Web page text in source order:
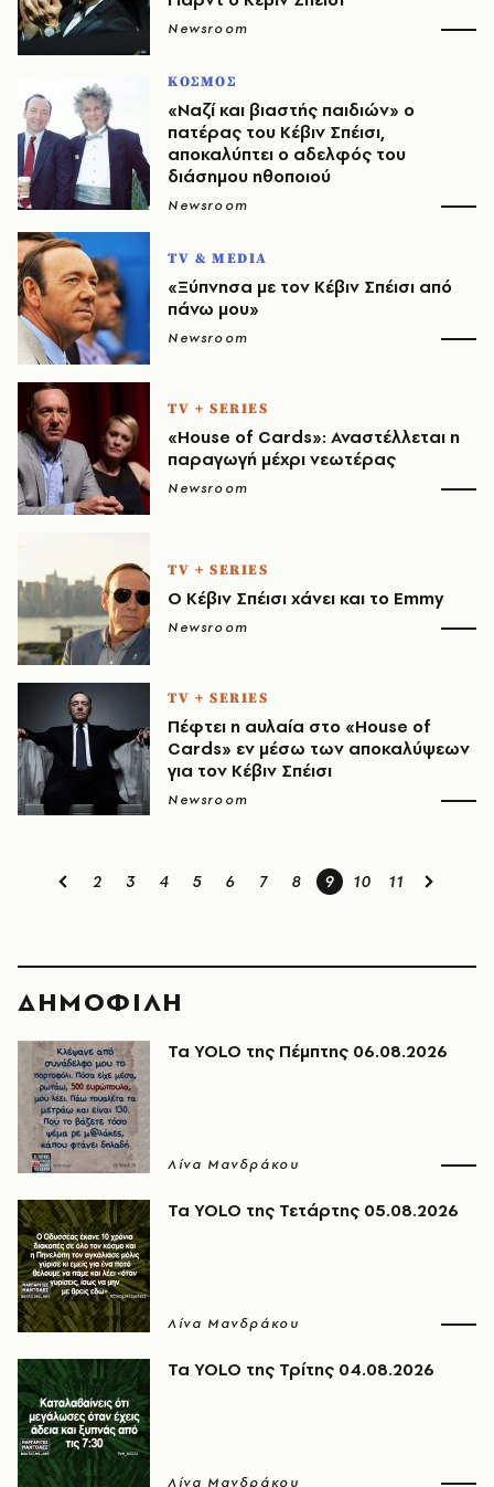
Newsroom
ΚΟΣΜΟΣ
«Nαζί και βιαστής παιδιών» ο
πατέρας του Κέβιν Σπέισι,
αποκαλύπτει ο αδελφός του
διάσημου ηθοποιού
Newsroom
TV & MEDIA
«Ξύπνησα με τον Κέβιν Σπέισι από
πάνω μου»
Newsroom
TV + SERIES
«House of Cards»: Αναστέλλεται η
παραγωγή μέχρι νεωτέρας
Newsroom
TV + SERIES
O Κέβιν Σπέισι χάνει και το Emmy
Newsroom
TV + SERIES
Πέφτει η αυλαία στο «House of
Cards» εν μέσω των αποκαλύψεων
για τον Κέβιν Σπέισι
Newsroom
2 3 4 5 6 7 8 9 10 11
ΔΗΜΟΦΙΛΗ
Τα YOLO της Πέμπτης 06.08.2026
Λίνα Μανδράκου
Τα YOLO της Τετάρτης 05.08.2026
Λίνα Μανδράκου
Τα YOLO της Τρίτης 04.08.2026
Λίνα Μανδράκου